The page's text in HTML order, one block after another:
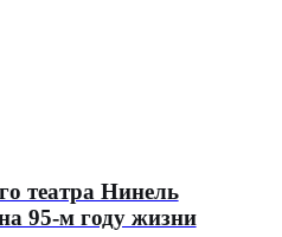
театра Нинель
95-м году жизни